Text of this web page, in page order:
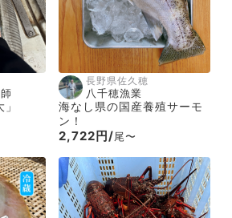
」
長野県佐久穂
八千穂漁業
海なし県の国産養殖サーモ
ン！
2,722円/尾〜